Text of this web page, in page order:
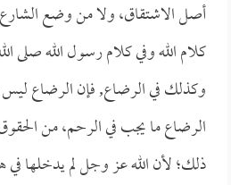
أصل الاشتقاق، ولا من وضع
كلام الله وفي كلام رسول الله صلى
وكذلك في الرضاع, فإن الرضاع
الرضاع ما يجب في الرحم، من
ذلك؛ لأن الله عز وجل لم يدخلها في